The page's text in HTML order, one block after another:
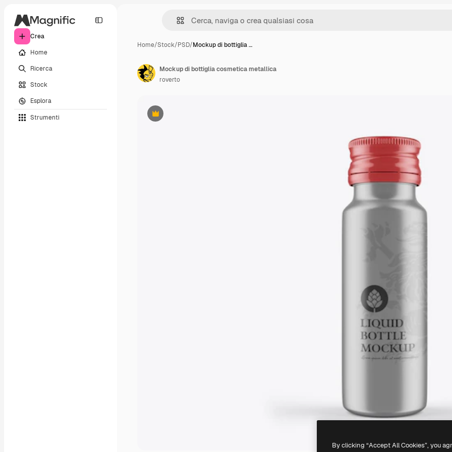
Crea
Home
Ricerca
Stock
Esplora
Strumenti
Home/Stock/PSD/Mockup di bottiglia …
Premium
Mockup di bottiglia cosmetica metallica
roverto
By clicking “Accept All Cookies”, you